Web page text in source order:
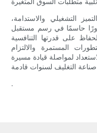
التشغيلي والاستدامة،
حاسمًا في رسم مستقبل
على قدرتها التنافسية
المستمرة والالتزام
لمواصلة قيادة مسيرة
.